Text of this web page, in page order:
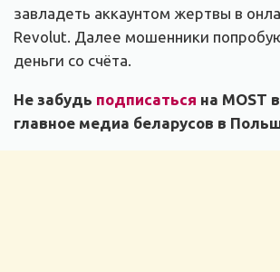
завладеть аккаунтом жертвы в
Revolut. Далее мошенники
деньги со счёта.
Не забудь подписаться на MOST
главное медиа беларусов в